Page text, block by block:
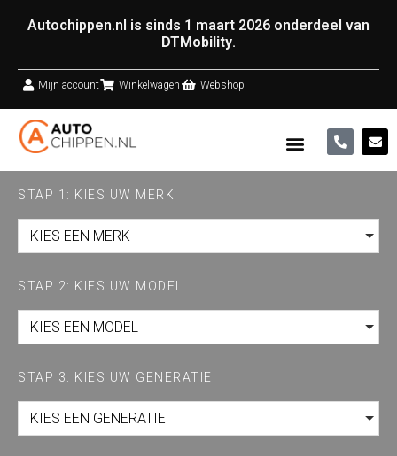
Autochippen.nl is sinds 1 maart 2026 onderdeel van
DTMobility.
Mijn account Winkelwagen Webshop
STAP 1: KIES UW MERK
KIES EEN MERK
STAP 2: KIES UW MODEL
KIES EEN MODEL
STAP 3: KIES UW GENERATIE
KIES EEN GENERATIE